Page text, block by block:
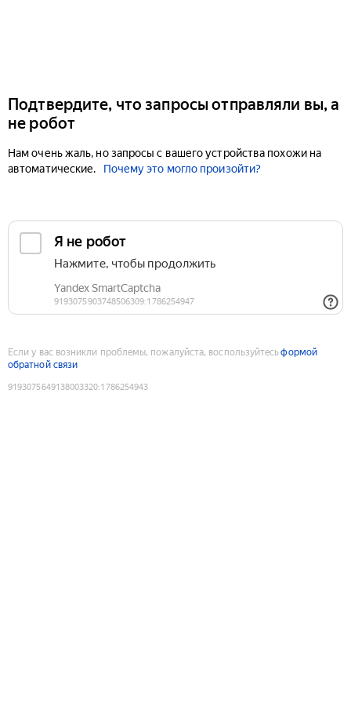
Подтвердите, что запросы отправляли вы, а
не робот
Нам очень жаль, но запросы с вашего устройства похожи на
автоматические.
Почему это могло произойти?
Если у вас возникли проблемы, пожалуйста, воспользуйтесьформой
обратной связи
9193075649138003320:1786254943